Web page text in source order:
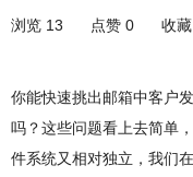
浏览 13
点赞 0 收
你能快速挑出邮箱中客户
吗？这些问题看上去简单
件系统又相对独立，我们